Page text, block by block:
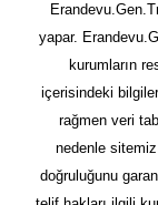
yapar.
kurumların
içerisindeki
rağmen veri
nedenle
doğruluğunu